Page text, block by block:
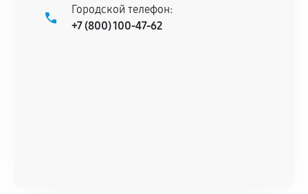
Городской телефон:
+7 (800) 100-47-62